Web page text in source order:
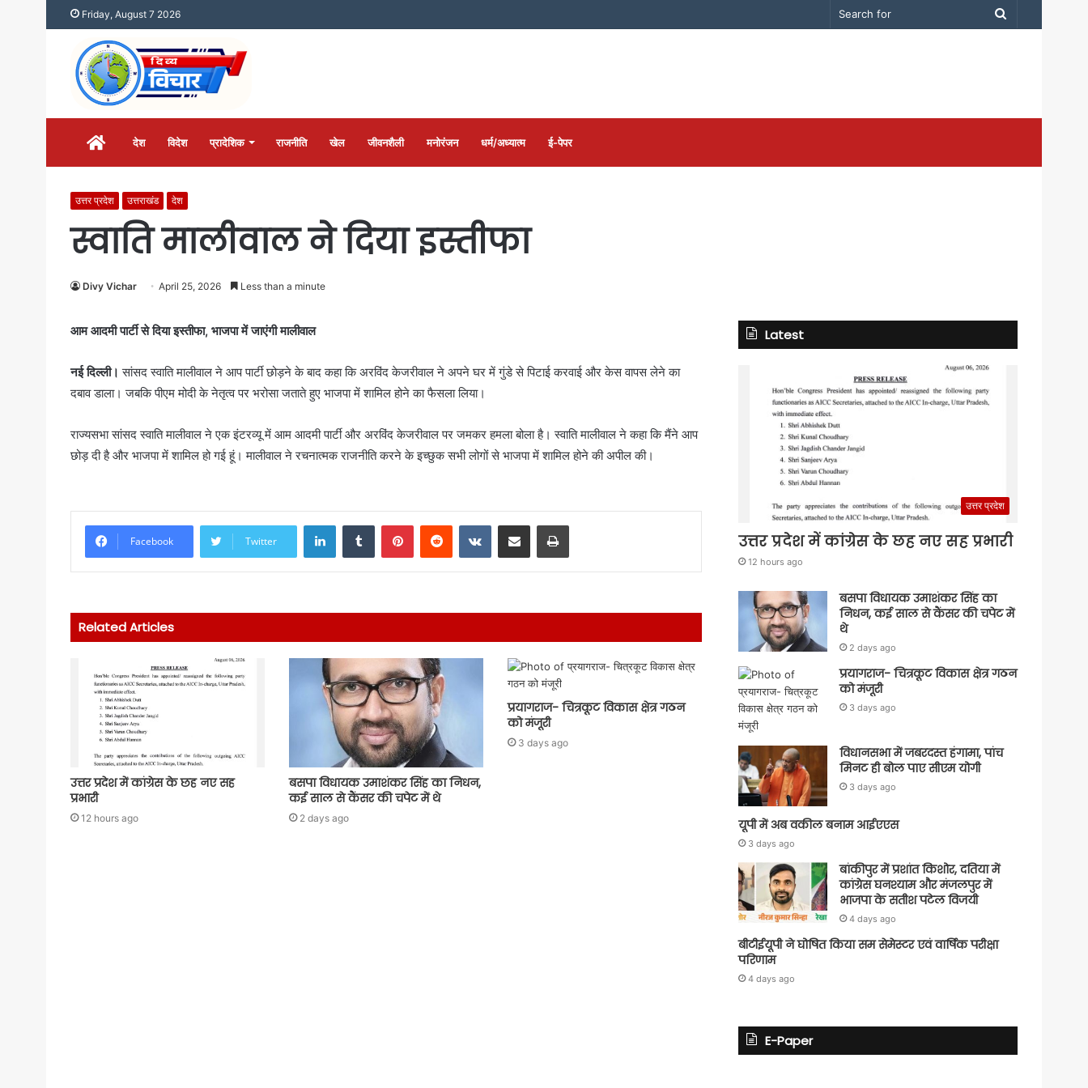
Friday, August 7 2026
Search
होम देश विदेश प्रादेशिक राजनीति खेल जीवनशैली मनोरंजन धर्म/अध्यात्म ई-पेपर
उत्तर प्रदेश उत्तराखंड देश
स्वाति मालीवाल ने दिया इस्तीफा
Divy Vichar April 25, 2026 Less than a minute
आम आदमी पार्टी से दिया इस्तीफा, भाजपा में जाएंगी मालीवाल
नई दिल्ली।सांसद स्वाति मालीवाल ने आप पार्टी छोड़ने के बाद कहा कि अरविंद केजरीवाल ने अपने घर में गुंडे से पिटाई करवाई और केस वापस लेने का
दबाव डाला। जबकि पीएम मोदी के नेतृत्व पर भरोसा जताते हुए भाजपा में शामिल होने का फैसला लिया।
राज्यसभा सांसद स्वाति मालीवाल ने एक इंटरव्यू में आम आदमी पार्टी और अरविंद केजरीवाल पर जमकर हमला बोला है। स्वाति मालीवाल ने कहा कि मैंने आप
छोड़ दी है और भाजपा में शामिल हो गई हूं। मालीवाल ने रचनात्मक राजनीति करने के इच्छुक सभी लोगों से भाजपा में शामिल होने की अपील की।
Facebook Twitter
LinkedInTumblr PinterestReddit VKontakteShare via Email Print
Related Articles
उत्तर प्रदेश में कांग्रेस के छह नए सह
प्रभारी
12 hours ago
बसपा विधायक उमाशंकर सिंह का निधन,
कई साल से कैंसर की चपेट में थे
2 days ago
प्रयागराज- चित्रकूट विकास क्षेत्र गठन
को मंजूरी
3 days ago
Latest
उत्तर प्रदेश
उत्तर प्रदेश में कांग्रेस के छह नए सह प्रभारी
12 hours ago
बसपा विधायक उमाशंकर सिंह का
निधन, कई साल से कैंसर की चपेट में
थे
2 days ago
प्रयागराज- चित्रकूट विकास क्षेत्र गठन
को मंजूरी
3 days ago
विधानसभा में जबरदस्त हंगामा, पांच
मिनट ही बोल पाए सीएम योगी
3 days ago
यूपी में अब वकील बनाम आईएएस
3 days ago
बांकीपुर में प्रशांत किशोर, दतिया में
कांग्रेस घनश्याम और मंजलपुर में
भाजपा के सतीश पटेल विजयी
4 days ago
बीटीईयूपी ने घोषित किया सम सेमेस्टर एवं वार्षिक परीक्षा
परिणाम
4 days ago
E-Paper